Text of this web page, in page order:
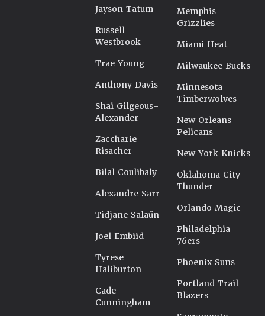
Jayson Tatum
Russell
Westbrook
Trae Young
Anthony Davis
Shai Gilgeous-
Alexander
Zaccharie
Risacher
Bilal Coulibaly
Alexandre Sarr
Tidjane Salaün
Joel Embiid
Tyrese
Haliburton
Cade
Cunningham
Memphis
Grizzlies
Miami Heat
Milwaukee Bucks
Minnesota
Timberwolves
New Orleans
Pelicans
New York Knicks
Oklahoma City
Thunder
Orlando Magic
Philadelphia
76ers
Phoenix Suns
Portland Trail
Blazers